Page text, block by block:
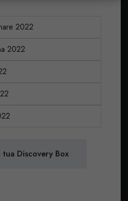
2022
2022
tua Discovery Box